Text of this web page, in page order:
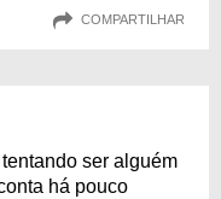
COMPARTILHAR
ser alguém
há pouco